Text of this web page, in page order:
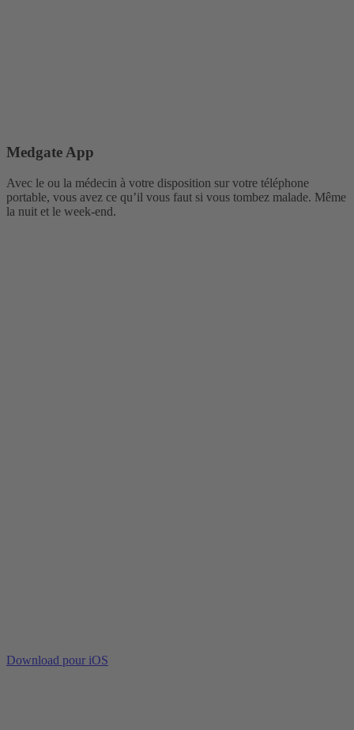
Medgate App
Avec le ou la médecin à votre disposition sur votre téléphone
portable, vous avez ce qu’il vous faut si vous tombez malade. Même
la nuit et le week-end.
Download pour iOS